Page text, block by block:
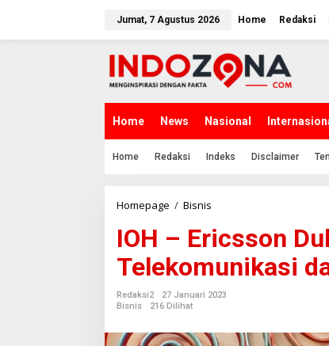
Jumat, 7 Agustus 2026 Home Redaksi
Home News Nasional
Home Redaksi Indeks Disclaimer
Homepage / Bisnis
Ericsson
Dukung
Pertumbuhan
Telekomunikasi
dan
IOH – Ericsson
Telekomunikasi
Redaksi2
27 Januari 2023
Bisnis
216 Dilihat